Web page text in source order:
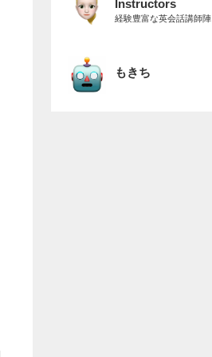
Instructors
経験豊富な英会話講師陣
もきち